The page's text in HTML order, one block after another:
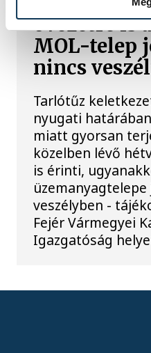
övezetre is
MOL-telep
nincs
Tarlótűz
nyugati
miatt gyorsan
közelben lévő
is érinti,
veszélyben -
Fejér Vármegyei
Igazgatóság